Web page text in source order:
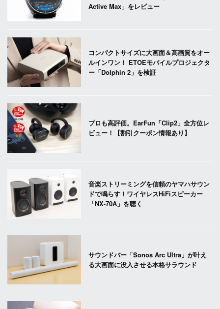
Active Max」をレビュー
コンパクトサイズに大画面＆高画質をオー
ルインワン！ ETOEモバイルプロジェクタ
ー「Dolphin 2」を検証
プロも高評価。EarFun「Clip2」全方位レ
ビュー！【割引クーポン情報あり】
音楽ストリーミングを信頼のヤマハサウン
ドで鳴らす！ワイヤレスHiFiスピーカー
「NX-70A」を聴く
サウンドバー「Sonos Arc Ultra」が叶え
る大画面に没入させる本格サラウンド